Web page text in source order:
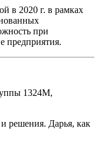
в 2020 г. в рамках
при
предприятия.
1324М,
решения. Дарья, как